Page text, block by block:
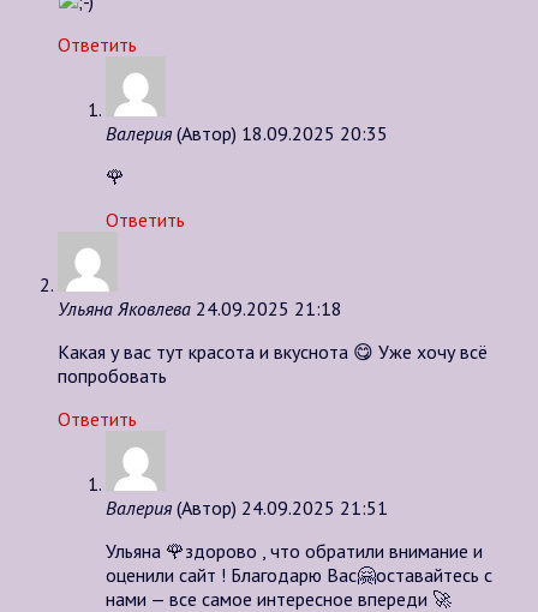
Ответить
Валерия (Автор) 18.09.2025 20:35
🌹
Ответить
Ульяна Яковлева 24.09.2025 21:18
Какая у вас тут красота и вкуснота 😋 Уже хочу всё
попробовать
Ответить
Валерия (Автор) 24.09.2025 21:51
Ульяна 🌹здорово , что обратили внимание и
оценили сайт ! Благодарю Вас🤗оставайтесь с
нами — все самое интересное впереди 🚀